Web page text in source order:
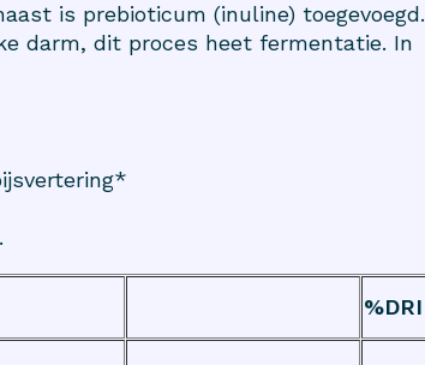
is prebioticum (inuline) toegevoegd.
darm, dit proces heet fermentatie. In
%DRI